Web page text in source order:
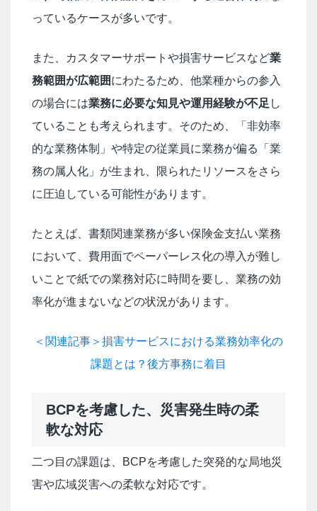
っているケースが多いです。
また、カスタマーサポートや損害サービスなど業
務範囲が広範囲にわたるため、他業種からの参入
の場合には業務に必要な知見や運用経験が不足 し
ていることも考えられます。そのため、「非効率
的な業務体制」や特定の従業員に業務が偏る「業
務の属人化」が生まれ、限られたリソースをさら
に圧迫している可能性があります。
たとえば、書類関連業務が多い保険金支払い業務
において、費用面でペーパーレス化の導入が難し
いことで紙での業務対応に時間を要し、業務の効
率化が進まないなどの状況があります。
＜関連記事＞損害サービスにおける業務効率化の
課題とは？後方事務に着目
BCPを考慮した、災害発生時の柔
軟な対応
二つ目の課題は、BCPを考慮した突発的な局地災
害や広域災害への柔軟な対応です。